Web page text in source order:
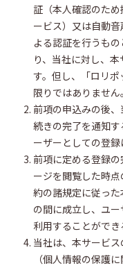
証（本人確認のた
ービス）又は自動
よる認証を行うも
り、当社に対し、
す。但し、「ロリ
限りではありません。
前項の申込みの後
続きの完了を通知
ーザーとしての登録
前項に定める登録
ージを閲覧した時
約の諸規定に従っ
の間に成立し、ユ
利用することができ
当社は、本サービ
（個人情報の保護